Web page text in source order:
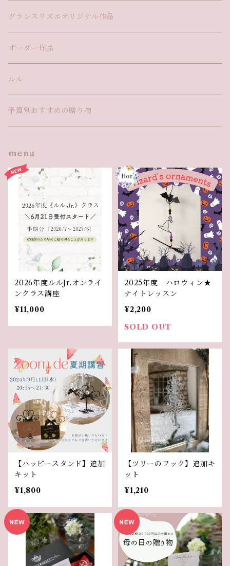
グランスリズエオリジナル作品
オーダー作品
ルル
予算別おすすめの贈り物
menu
2026年度ルルJr.オンライ
ンクラス講座
¥11,000
2025年度 ハロウィン★
ナイトレッスン
¥2,200
SOLD OUT
【ハッピースタンド】追加
キット
¥1,800
【ツリーのフック】追加キ
ット
¥1,210